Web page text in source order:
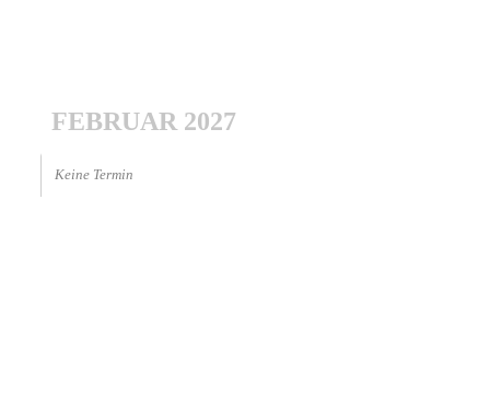
FEBRUAR 2027
Keine Termin